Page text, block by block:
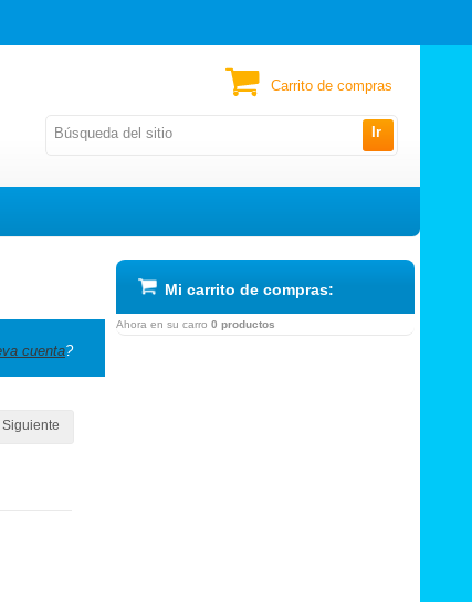
Ir
Carrito de compras
cuenta?
Siguiente
Mi carrito de compras:
Ahora en su carro 0 productos